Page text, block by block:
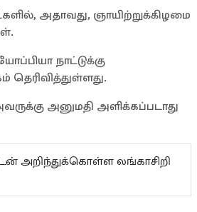
அதாவது, ஞாயிற்றுக்கிழமை
நாட்டுக்கு
தெரிவித்துள்ளது.
அனுமதி அளிக்கப்படாது
அறிந்துக்கொள்ள லங்காசிறி